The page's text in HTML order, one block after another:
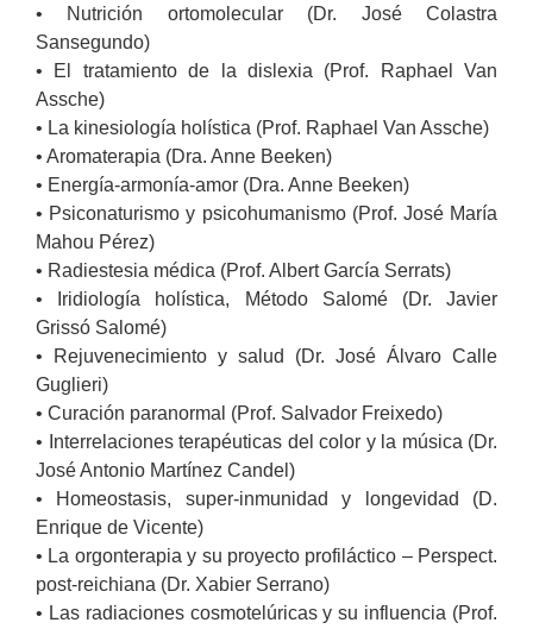
• Nutrición ortomolecular (Dr. José Colastra
Sansegundo)
• El tratamiento de la dislexia (Prof. Raphael Van
Assche)
• La kinesiología holística (Prof. Raphael Van Assche)
• Aromaterapia (Dra. Anne Beeken)
• Energía-armonía-amor (Dra. Anne Beeken)
• Psiconaturismo y psicohumanismo (Prof. José María
Mahou Pérez)
• Radiestesia médica (Prof. Albert García Serrats)
• Iridiología holística, Método Salomé (Dr. Javier
Grissó Salomé)
• Rejuvenecimiento y salud (Dr. José Álvaro Calle
Guglieri)
• Curación paranormal (Prof. Salvador Freixedo)
• Interrelaciones terapéuticas del color y la música (Dr.
José Antonio Martínez Candel)
• Homeostasis, super-inmunidad y longevidad (D.
Enrique de Vicente)
• La orgonterapia y su proyecto profiláctico – Perspect.
post-reichiana (Dr. Xabier Serrano)
• Las radiaciones cosmotelúricas y su influencia (Prof.